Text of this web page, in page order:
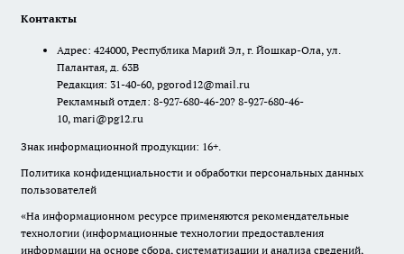
Контакты
Адрес: 424000, Республика Марий Эл, г. Йошкар-Ола, ул.
Палантая, д. 63В
Редакция: 31-40-60, pgorod12@mail.ru
Рекламный отдел: 8-927-680-46-20? 8-927-680-46-
10, mari@pg12.ru
Знак информационной продукции: 16+.
Политика конфиденциальности и обработки персональных данных
пользователей
«На информационном ресурсе применяются рекомендательные
технологии (информационные технологии предоставления
информации на основе сбора, систематизации и анализа сведений,